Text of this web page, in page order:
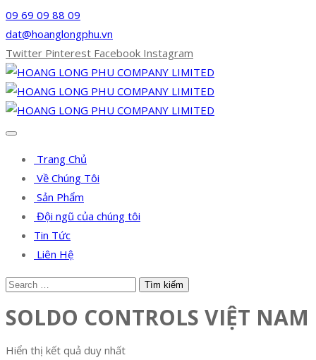
09 69 09 88 09
dat@hoanglongphu.vn
Twitter Pinterest Facebook Instagram
Trang Chủ
Về Chúng Tôi
Sản Phẩm
Đội ngũ của chúng tôi
Tin Tức
Liên Hệ
SOLDO CONTROLS VIỆT NAM
Hiển thị kết quả duy nhất